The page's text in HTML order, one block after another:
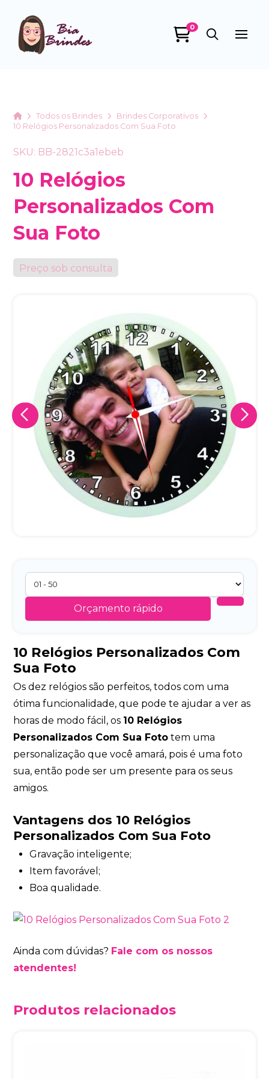
0
HomeTodos os Brindes
Brindes Corporativos
10 Relógios Personalizados Com Sua Foto
SKU: BB-2821c3a1ebeb
10 Relógios
Personalizados Com
Sua Foto
Preço sob consulta
Orçamento rápido
10 Relógios Personalizados Com
Sua Foto
Os dez relógios são perfeitos, todos com uma
ótima funcionalidade, que pode te ajudar a ver as
horas de modo fácil, os 10 Relógios
Personalizados Com Sua Foto tem uma
personalização que você amará, pois é uma foto
sua, então pode ser um presente para os seus
amigos.
Vantagens dos 10 Relógios
Personalizados Com Sua Foto
Gravação inteligente;
Item favorável;
Boa qualidade.
Ainda com dúvidas? Fale com os nossos
atendentes!
Produtos relacionados
Eu concordo em receber comunicações.
A nossa empresa está comprometida a proteger e respeitar
sua privacidade, utilizaremos seus dados apenas para fins
de marketing. Você pode alterar suas preferências a
qualquer momento.
Iniciar conversa